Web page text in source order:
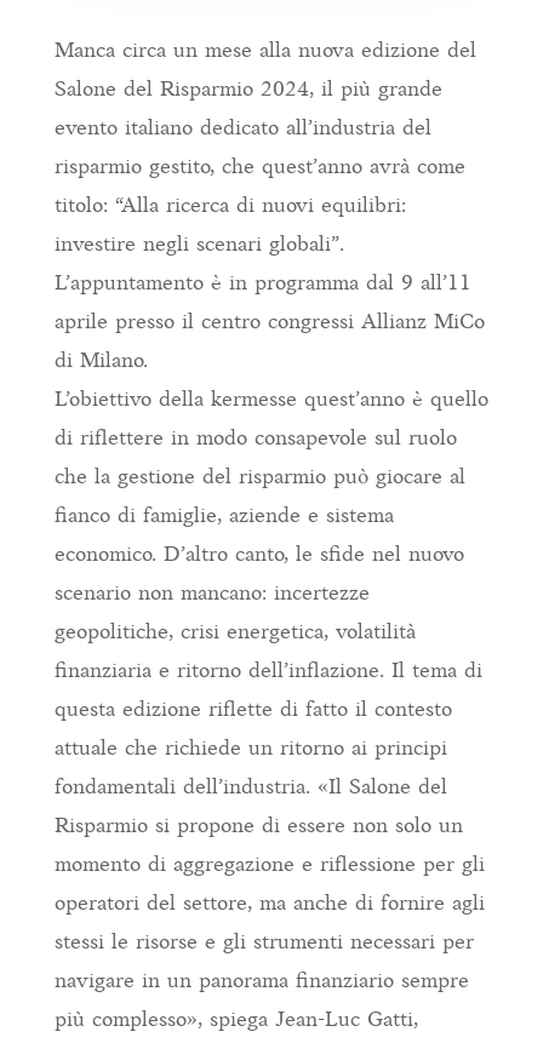
Manca circa un mese alla nuova edizione del
Salone del Risparmio 2024, il più grande
evento italiano dedicato all’industria del
risparmio gestito, che quest’anno avrà come
titolo: “Alla ricerca di nuovi equilibri:
investire negli scenari globali”.
L’appuntamento è in programma dal 9 all’11
aprile presso il centro congressi Allianz MiCo
di Milano.
L’obiettivo della kermesse quest’anno è quello
di riflettere in modo consapevole sul ruolo
che la gestione del risparmio può giocare al
fianco di famiglie, aziende e sistema
economico. D’altro canto, le sfide nel nuovo
scenario non mancano: incertezze
geopolitiche, crisi energetica, volatilità
finanziaria e ritorno dell’inflazione. Il tema di
questa edizione riflette di fatto il contesto
attuale che richiede un ritorno ai principi
fondamentali dell’industria. «Il Salone del
Risparmio si propone di essere non solo un
momento di aggregazione e riflessione per gli
operatori del settore, ma anche di fornire agli
stessi le risorse e gli strumenti necessari per
navigare in un panorama finanziario sempre
più complesso», spiega Jean-Luc Gatti,